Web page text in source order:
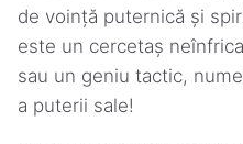
de voință puternică și
este un cercetaș
sau un geniu tactic,
a puterii sale!